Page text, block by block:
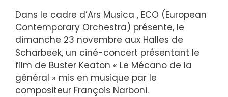
Dans le cadre d’Ars Musica , ECO (European
Contemporary Orchestra) présente, le
dimanche 23 novembre aux Halles de
Scharbeek, un ciné-concert présentant le
film de Buster Keaton « Le Mécano de la
général » mis en musique par le
compositeur François Narboni.